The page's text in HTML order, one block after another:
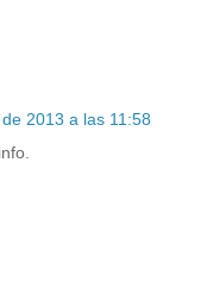
2013 a las 11:58